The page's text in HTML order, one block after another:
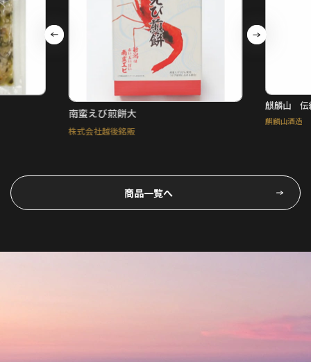
麒麟山 伝統辛口カップ
麒麟山酒造
鮎正宗 本
鮎正宗酒造
商品一覧へ